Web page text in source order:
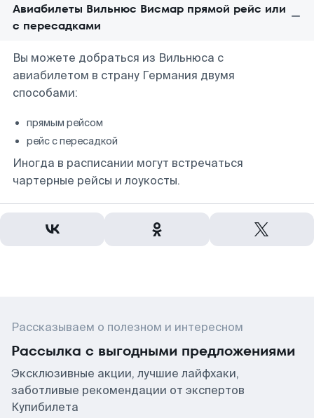
Авиабилеты Вильнюс Висмар прямой рейс или
с пересадками
Вы можете добраться из Вильнюса с
авиабилетом в страну Германия двумя
способами:
прямым рейсом
рейс с пересадкой
Иногда в расписании могут встречаться
чартерные рейсы и лоукосты.
Рассказываем о полезном и интересном
Рассылка с выгодными предложениями
Эксклюзивные акции, лучшие лайфхаки,
заботливые рекомендации от экспертов
Купибилета